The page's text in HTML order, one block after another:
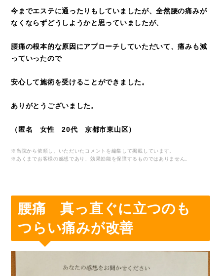
今までエステに通ったりもしていましたが、全然腰の痛みが
なくならずどうしようかと思っていましたが、
腰痛の根本的な原因にアプローチしていただいて、痛みも減
っていったので
安心して施術を受けることができました。
ありがとうございました。
（匿名 女性 20代 京都市東山区）
※当院から依頼し、いただいたコメントを編集して掲載しています。
※あくまでお客様の感想であり、効果効能を保障するものではありません。
腰痛 真っ直ぐに立つのも
つらい痛みが改善